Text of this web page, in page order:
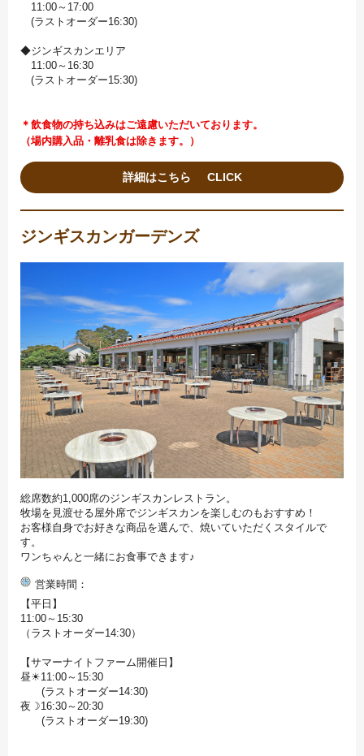
11:00～17:00
(ラストオーダー16:30)
◆ジンギスカンエリア
11:00～16:30
(ラストオーダー15:30)
＊飲食物の持ち込みはご遠慮いただいております。
（場内購入品・離乳食は除きます。）
詳細はこちら
ジンギスカンガーデンズ
総席数約1,000席のジンギスカンレストラン。
牧場を見渡せる屋外席でジンギスカンを楽しむのもおすすめ！
お客様自身でお好きな商品を選んで、焼いていただくスタイルで
す。
ワンちゃんと一緒にお食事できます♪
営業時間
【平日】
11:00～15:30
（ラストオーダー14:30）
【サマーナイトファーム開催日】
昼☀11:00～15:30
(ラストオーダー14:30)
夜☽16:30～20:30
(ラストオーダー19:30)